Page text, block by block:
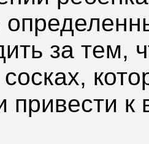
за тем,
привести к